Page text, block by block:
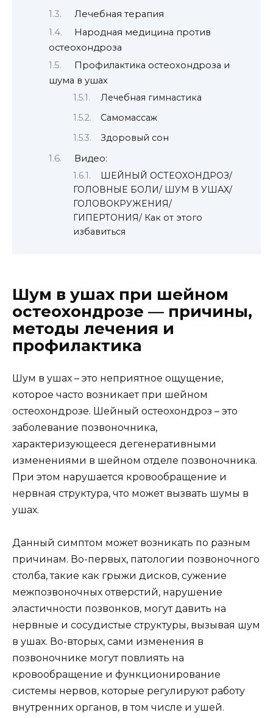
Лечебная терапия
Народная медицина против
остеохондроза
Профилактика остеохондроза и
шума в ушах
Лечебная гимнастика
Самомассаж
Здоровый сон
Видео:
ШЕЙНЫЙ ОСТЕОХОНДРОЗ/
ГОЛОВНЫЕ БОЛИ/ ШУМ В УШАХ/
ГОЛОВОКРУЖЕНИЯ/
ГИПЕРТОНИЯ/ Как от этого
избавиться
Шум в ушах при шейном
остеохондрозе — причины,
методы лечения и
профилактика
Шум в ушах – это неприятное ощущение,
которое часто возникает при шейном
остеохондрозе. Шейный остеохондроз – это
заболевание позвоночника,
характеризующееся дегенеративными
изменениями в шейном отделе позвоночника.
При этом нарушается кровообращение и
нервная структура, что может вызвать шумы в
ушах.
Данный симптом может возникать по разным
причинам. Во-первых, патологии позвоночного
столба, такие как грыжи дисков, сужение
межпозвоночных отверстий, нарушение
эластичности позвонков, могут давить на
нервные и сосудистые структуры, вызывая шум
в ушах. Во-вторых, сами изменения в
позвоночнике могут повлиять на
кровообращение и функционирование
системы нервов, которые регулируют работу
внутренних органов, в том числе и ушей.